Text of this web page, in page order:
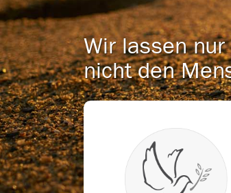
Wir lassen
nicht den